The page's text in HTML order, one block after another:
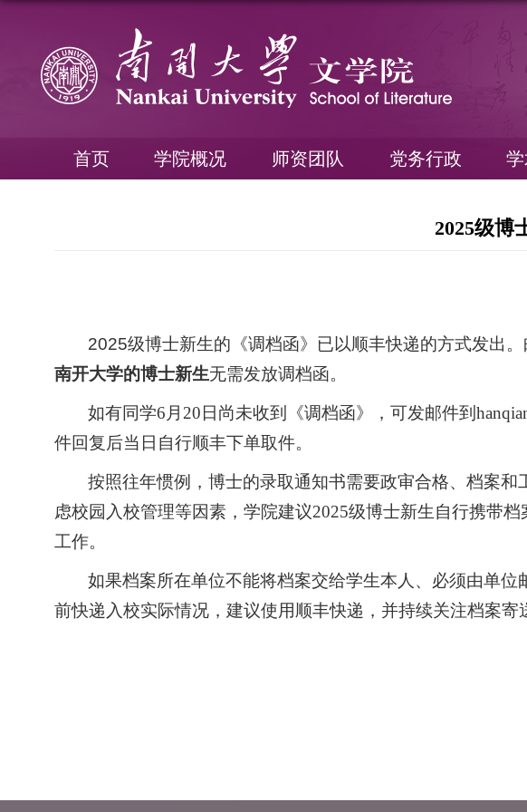
首页 学院概况 师资团队 党务行政
2025级博
2025级博士新生的《调档函》已以顺丰快递的方式发出
南开大学的博士新生无需发放调档函。
如有同学6月20日尚未收到《调档函》，可发邮件到
件回复后当日自行顺丰下单取件。
按照往年惯例，博士的录取通知书需要政审合格、档案
虑校园入校管理等因素，学院建议2025级博士新生自行携带
工作。
如果档案所在单位不能将档案交给学生本人、必须由单
前快递入校实际情况，建议使用顺丰快递，并持续关注档案